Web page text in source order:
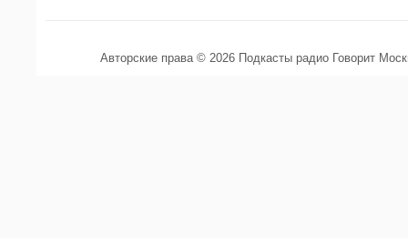
Авторские права © 2026 Подкасты радио Говорит